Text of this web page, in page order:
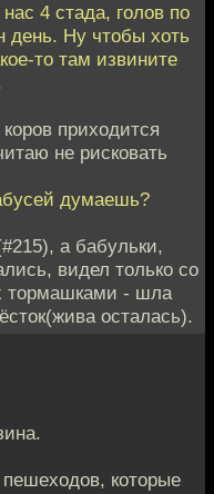
4 стада, голов по
день. Ну чтобы хоть
то там извините
приходится
не рисковать
думаешь?
а бабульки,
видел только со
тормашками - шла
осталась).
которые